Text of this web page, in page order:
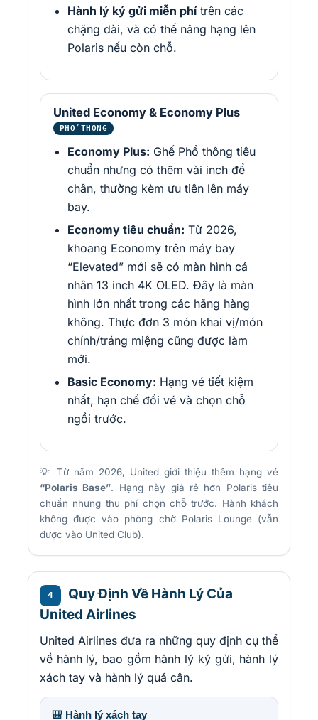
Hành lý ký gửi miễn phítrên các
chặng dài, và có thể nâng hạng lên
Polaris nếu còn chỗ.
United Economy & Economy Plus
PHỔ THÔNG
Economy Plus: Ghế Phổ thông tiêu
chuẩn nhưng có thêm vài inch để
chân, thường kèm ưu tiên lên máy
bay.
Economy tiêu chuẩn: Từ 2026,
khoang Economy trên máy bay
“Elevated” mới sẽ có màn hình cá
nhân 13 inch 4K OLED. Đây là màn
hình lớn nhất trong các hãng hàng
không. Thực đơn 3 món khai vị/món
chính/tráng miệng cũng được làm
mới.
Basic Economy: Hạng vé tiết kiệm
nhất, hạn chế đổi vé và chọn chỗ
ngồi trước.
💡 Từ năm 2026, United giới thiệu thêm hạng vé
“Polaris Base”. Hạng này giá rẻ hơn Polaris tiêu
chuẩn nhưng thu phí chọn chỗ trước. Hành khách
không được vào phòng chờ Polaris Lounge (vẫn
được vào United Club).
4
Quy Định Về Hành Lý Của
United Airlines
United Airlines đưa ra những quy định cụ thể
về hành lý, bao gồm hành lý ký gửi, hành lý
xách tay và hành lý quá cân.
🎒 Hành lý xách tay